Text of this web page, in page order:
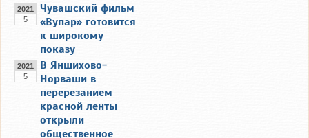
2021
5
Чувашский фильм
«Вупар» готовится
к широкому
показу
2021
5
В Яншихово-
Норваши в
перерезанием
красной ленты
открыли
общественное